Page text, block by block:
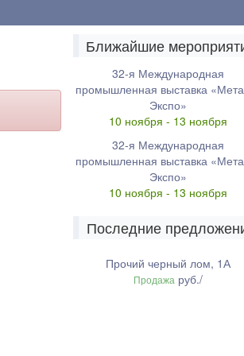
Ближайшие
32-я Международная
промышленная выставка
Экспо»
10 ноября - 13 ноября
32-я Международная
промышленная выставка
Экспо»
10 ноября - 13 ноября
Последние
Прочий черный лом, 1А
Продажа руб./